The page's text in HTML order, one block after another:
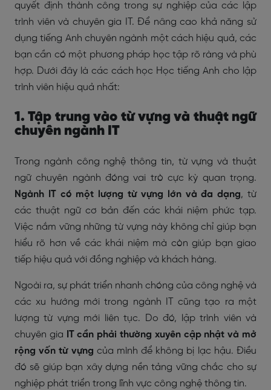
quyết định thành công trong sự nghiệp của các lập
trình viên và chuyên gia IT. Để nâng cao khả năng sử
dụng tiếng Anh chuyên ngành một cách hiệu quả, các
bạn cần có một phương pháp học tập rõ ràng và phù
hợp. Dưới đây là các cách học Học tiếng Anh cho lập
trình viên hiệu quả nhất:
1. Tập trung vào từ vựng và thuật ngữ
chuyên ngành IT
Trong ngành công nghệ thông tin, từ vựng và thuật
ngữ chuyên ngành đóng vai trò cực kỳ quan trọng.
Ngành IT có một lượng từ vựng lớn và đa dạng, từ
các thuật ngữ cơ bản đến các khái niệm phức tạp.
Việc nắm vững những từ vựng này không chỉ giúp bạn
hiểu rõ hơn về các khái niệm mà còn giúp bạn giao
tiếp hiệu quả với đồng nghiệp và khách hàng.
Ngoài ra, sự phát triển nhanh chóng của công nghệ và
các xu hướng mới trong ngành IT cũng tạo ra một
lượng từ vựng mới liên tục. Do đó, lập trình viên và
chuyên gia IT cần phải thường xuyên cập nhật và mở
rộng vốn từ vựng của mình để không bị lạc hậu. Điều
đó sẽ giúp bạn xây dựng nền tảng vững chắc cho sự
nghiệp phát triển trong lĩnh vực công nghệ thông tin.